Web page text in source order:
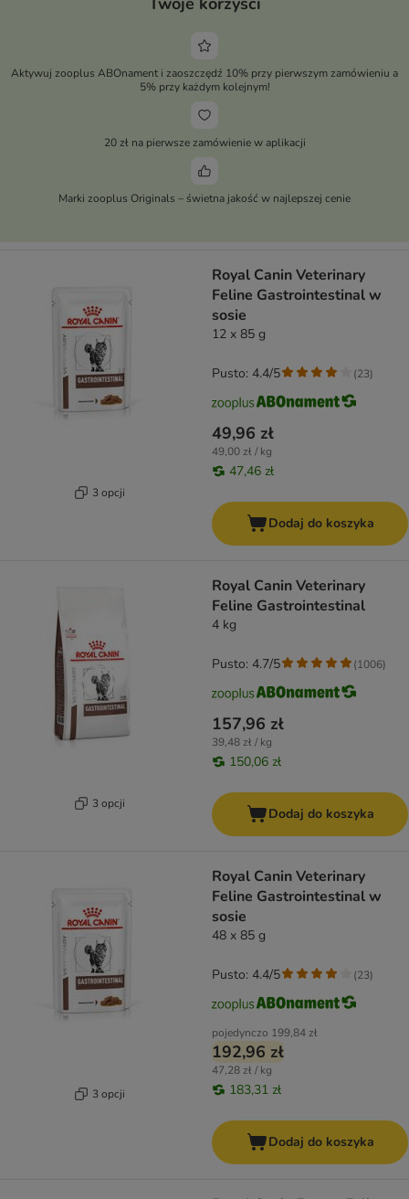
Aktywuj zooplus ABOnament i zaoszczędź 10% przy pierwszym zamówieniu a
5% przy każdym kolejnym!
20 zł na pierwsze zamówienie w aplikacji
Marki zooplus Originals – świetna jakość w najlepszej cenie
3 opcji
Royal Canin Veterinary
Feline Gastrointestinal w
sosie
12 x 85 g
49,96 zł
49,00 zł / kg
47,46 zł
Pusto: 4.4/5 (23)
Dodaj do koszyka
3 opcji
Royal Canin Veterinary
Feline Gastrointestinal
4 kg
157,96 zł
39,48 zł / kg
150,06 zł
Pusto: 4.7/5 (1006)
Dodaj do koszyka
3 opcji
Royal Canin Veterinary
Feline Gastrointestinal w
sosie
48 x 85 g
pojedynczo 199,84 zł
192,96 zł
47,28 zł / kg
183,31 zł
Pusto: 4.4/5 (23)
Dodaj do koszyka